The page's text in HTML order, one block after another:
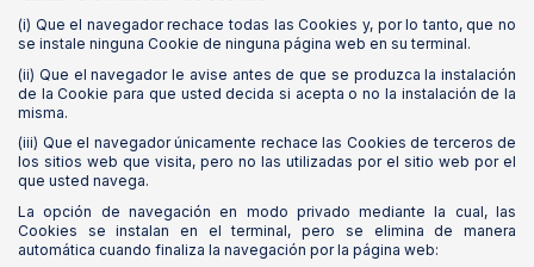
(i) Que el navegador rechace todas las Cookies y, por lo tanto, que no
se instale ninguna Cookie de ninguna página web en su terminal.
(ii) Que el navegador le avise antes de que se produzca la instalación
de la Cookie para que usted decida si acepta o no la instalación de la
misma.
(iii) Que el navegador únicamente rechace las Cookies de terceros de
los sitios web que visita, pero no las utilizadas por el sitio web por el
que usted navega.
La opción de navegación en modo privado mediante la cual, las
Cookies se instalan en el terminal, pero se elimina de manera
automática cuando finaliza la navegación por la página web: